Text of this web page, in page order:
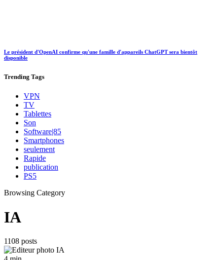
Le président d'OpenAI confirme qu'une famille d'appareils ChatGPT sera bientôt
disponible
Trending Tags
VPN
TV
Tablettes
Son
Software|85
Smartphones
seulement
Rapide
publication
PS5
Browsing Category
IA
1108 posts